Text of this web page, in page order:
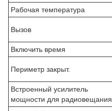
Рабочая температура
Вызов
Включить время
Периметр закрыт.
Встроенный усилитель
мощности для радиовещания